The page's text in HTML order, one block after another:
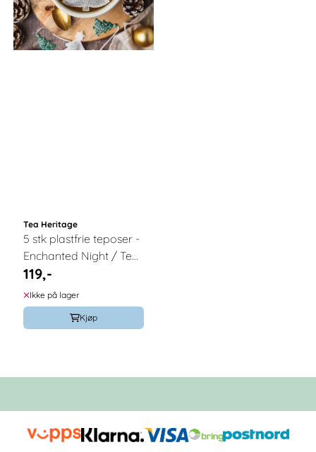
Tea Heritage
5 stk plastfrie teposer -
Enchanted Night / Tea
Heritage
119,-
Ikke på lager
Kjøp